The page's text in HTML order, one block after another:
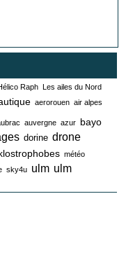
Raph Les ailes du Nord
aerorouen air alpes
auvergne azur bayo
dorine drone
météo
sky4u ulm ulm